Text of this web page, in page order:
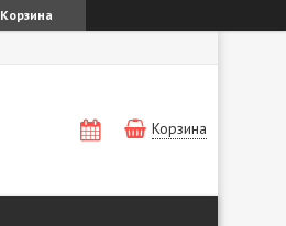
Корзина
Корзина